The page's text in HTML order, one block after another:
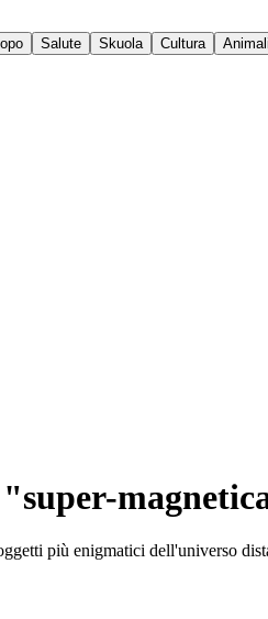
Salute Skuola Cultura Animali
più enigmatici dell'universo